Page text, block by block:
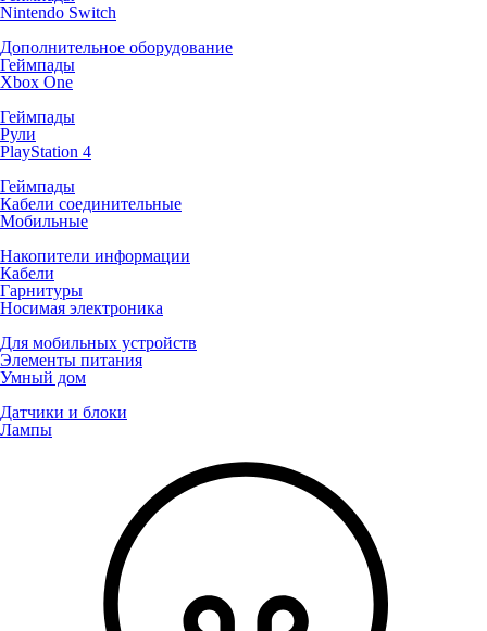
Nintendo Switch
Дополнительное оборудование
Геймпады
Xbox One
Геймпады
Рули
PlayStation 4
Геймпады
Кабели соединительные
Мобильные
Накопители информации
Кабели
Гарнитуры
Носимая электроника
Для мобильных устройств
Элементы питания
Умный дом
Датчики и блоки
Лампы